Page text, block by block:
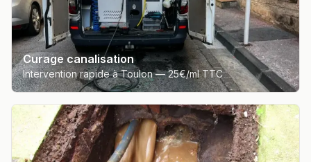
Curage canalisation
Intervention rapide à Toulon —25€/ml TTC